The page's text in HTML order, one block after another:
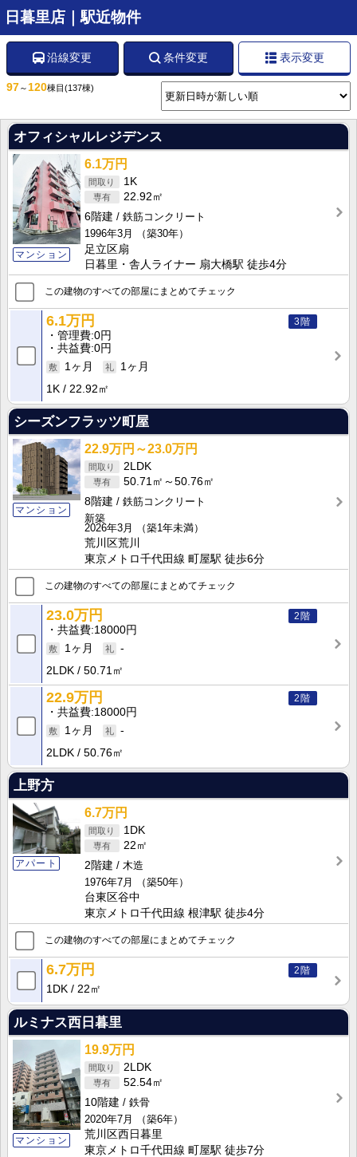
日暮里店｜駅近物件
沿線変更 条件変更 表示変更
97～120棟目 (137棟)
オフィシャルレジデンス
マンション
6.1万円
1K
22.92㎡
6階建
鉄筋コンクリート
1996年3月
（築30年）
足立区扇
日暮里・舎人ライナー 扇大橋駅 徒歩4分
この建物のすべての部屋にまとめてチェック
3階
6.1万円
管理費 0円
共益費 0円
1ヶ月
1ヶ月
1K
22.92㎡
シーズンフラッツ町屋
マンション
22.9万円～23.0万円
2LDK
50.71㎡～50.76㎡
8階建
鉄筋コンクリート
新築
2026年3月
（築1年未満）
荒川区荒川
東京メトロ千代田線 町屋駅 徒歩6分
この建物のすべての部屋にまとめてチェック
2階
23.0万円
共益費 18000円
1ヶ月
-
2LDK
50.71㎡
2階
22.9万円
共益費 18000円
1ヶ月
-
2LDK
50.76㎡
上野方
アパート
6.7万円
1DK
22㎡
2階建
木造
1976年7月
（築50年）
台東区谷中
東京メトロ千代田線 根津駅 徒歩4分
この建物のすべての部屋にまとめてチェック
2階
6.7万円
1DK 22㎡
ルミナス西日暮里
マンション
19.9万円
2LDK
52.54㎡
10階建
鉄骨
2020年7月
（築6年）
荒川区西日暮里
東京メトロ千代田線 町屋駅 徒歩7分